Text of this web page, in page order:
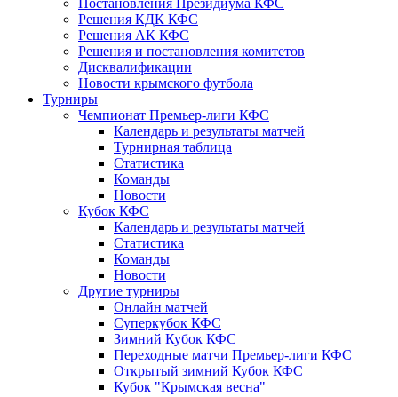
Постановления Президиума КФС
Решения КДК КФС
Решения АК КФС
Решения и постановления комитетов
Дисквалификации
Новости крымского футбола
Турниры
Чемпионат Премьер-лиги КФС
Календарь и результаты матчей
Турнирная таблица
Статистика
Команды
Новости
Кубок КФС
Календарь и результаты матчей
Статистика
Команды
Новости
Другие турниры
Онлайн матчей
Суперкубок КФС
Зимний Кубок КФС
Переходные матчи Премьер-лиги КФС
Открытый зимний Кубок КФС
Кубок "Крымская весна"